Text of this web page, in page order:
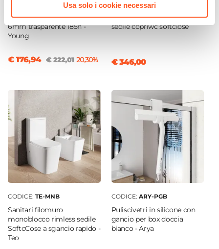
Usa solo i cookie necessari
Box doccia 80x105 cm
scorrevole vetro temperato
6mm trasparente 185h -
Young
€ 176,94 € 222,01 20,30%
Coppia sanitari filomuro in
ceramica bianco opaco con
sedile copriwc softclose
€ 346,00
CODICE: TE-MNB
Sanitari filomuro
monoblocco rimless sedile
SoftcCose a sgancio rapido -
Teo
CODICE: ARY-PGB
Puliscivetri in silicone con
gancio per box doccia
bianco - Arya